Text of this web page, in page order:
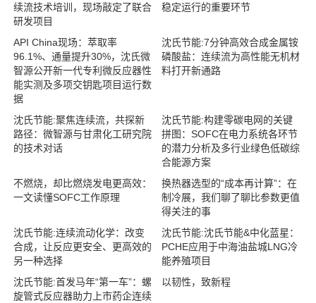
续流技术培训，现场敲定了联合
研发项目
稳定运行的重要环节
API China现场：萃取率
96.1%、通量提升30%，沈氏微
智源公开新一代专利微反应器性
能实测及多项交钥匙项目运行数
据
沈氏节能:7分钟高效合成金属铵
磷酸盐：连续流为高性能无机材
料打开新通路
沈氏节能:聚焦连续流，共探新
路径：微智源与甘肃化工研究院
的技术对话
沈氏节能:构建零碳电网的关键
拼图：SOFC在电力系统各环节
的潜力分析及多行业绿色低碳综
合能源方案
不燃烧，却比燃烧发电更高效：
一文读懂SOFC工作原理
换热器选型的“成本再计算”：在
制冷展，我们聊了聊比参数更值
得关注的事
沈氏节能:连续流动化学：改变
合成，让反应更安全、更高效的
另一种选择
沈氏节能:沈氏节能&中化蓝星：
PCHE应用于中海油盐城LNG冷
能养殖项目
沈氏节能:首发马年“第一车”：螺
旋管式反应器助力上市药企连续
以韧性，致新程